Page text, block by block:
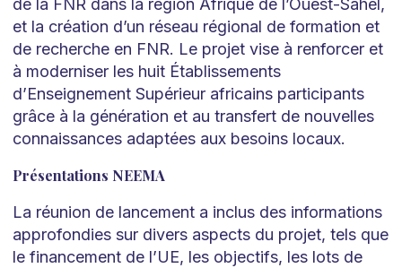
de la FNR dans la région Afrique de l’Ouest-Sahel,
et la création d’un réseau régional de formation et
de recherche en FNR. Le projet vise à renforcer et
à moderniser les huit Établissements
d’Enseignement Supérieur africains participants
grâce à la génération et au transfert de nouvelles
connaissances adaptées aux besoins locaux.
Présentations NEEMA
La réunion de lancement a inclus des informations
approfondies sur divers aspects du projet, tels que
le financement de l’UE, les objectifs, les lots de